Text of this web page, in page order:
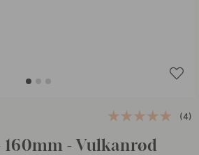
(4)
- Vulkanrød